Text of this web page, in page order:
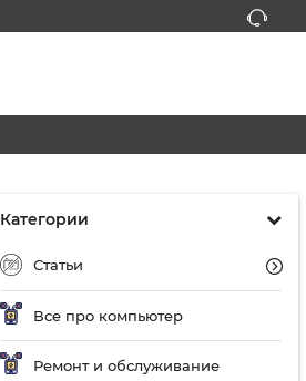
Категории
Статьи
Все про компьютер
Ремонт и обслуживание